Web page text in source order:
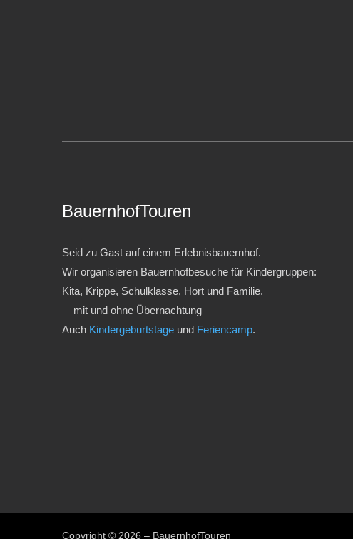
BauernhofTouren
Seid zu Gast auf einem Erlebnisbauernhof.
Wir organisieren Bauernhofbesuche für Kindergruppen:
Kita, Krippe, Schulklasse, Hort und Familie.
– mit und ohne Übernachtung –
Auch Kindergeburtstage und Feriencamp.
Copyright © 2026 – BauernhofTouren